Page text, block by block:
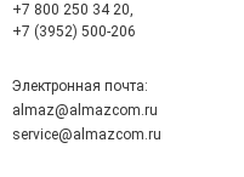
+7 800 250 34 20,
+7 (3952) 500-206
Электронная почта:
almaz@almazcom.ru
service@almazcom.ru